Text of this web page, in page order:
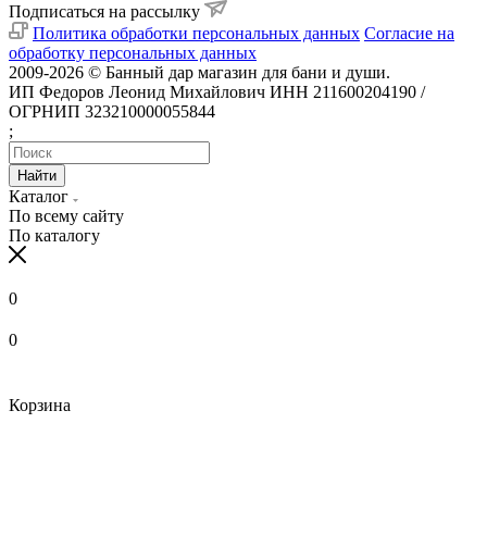
Подписаться на рассылку
Политика обработки персональных данных Согласие на
обработку персональных данных
2009-2026 © Банный дар магазин для бани и души.
ИП Федоров Леонид Михайлович ИНН 211600204190 /
ОГРНИП 323210000055844
;
Найти
Каталог
По всему сайту
По каталогу
0
0
Корзина